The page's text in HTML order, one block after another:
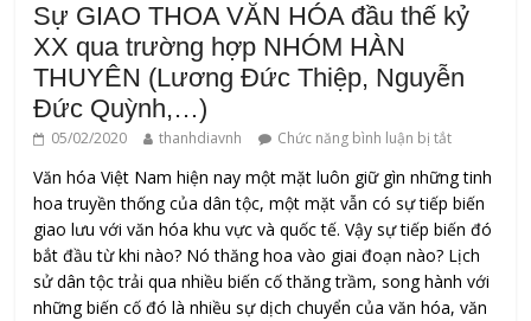
Sự GIAO THOA VĂN HÓA đầu thế kỷ
XX qua trường hợp NHÓM HÀN
THUYÊN (Lương Đức Thiệp, Nguyễn
Đức Quỳnh,…)
05/02/2020 thanhdiavnh Chức năng bình luận bị tắt
Văn hóa Việt Nam hiện nay một mặt luôn giữ gìn những tinh
hoa truyền thống của dân tộc, một mặt vẫn có sự tiếp biến
giao lưu với văn hóa khu vực và quốc tế. Vậy sự tiếp biến đó
bắt đầu từ khi nào? Nó thăng hoa vào giai đoạn nào? Lịch
sử dân tộc trải qua nhiều biến cố thăng trầm, song hành với
những biến cố đó là nhiều sự dịch chuyển của văn hóa, văn